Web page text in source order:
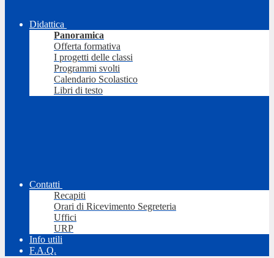
Didattica
Panoramica
Offerta formativa
I progetti delle classi
Programmi svolti
Calendario Scolastico
Libri di testo
Contatti
Recapiti
Orari di Ricevimento Segreteria
Uffici
URP
Info utili
F.A.Q.